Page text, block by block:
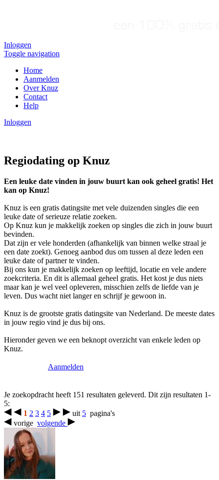
Inloggen
Toggle navigation
Home
Aanmelden
Over Knuz
Contact
Help
Inloggen
Regiodating op Knuz
Een leuke date vinden in jouw buurt kan ook geheel gratis! Het
kan op Knuz!
Knuz is een gratis datingsite met vele duizenden singles die een
leuke date of serieuze relatie zoeken.
Op Knuz kun je makkelijk zoeken op singles die zich in jouw buurt
bevinden.
Dat zijn er vele honderden (afhankelijk van binnen welke straal je
een date zoekt). Genoeg aanbod dus om tussen al deze leden een
leuke date of partner te vinden.
Bij ons kun je makkelijk zoeken op leeftijd, locatie en vele andere
zoekcriteria. En dit is allemaal geheel gratis. Het kost je dus niets
maar kan je wel veel opleveren, misschien zelfs de liefde van je
leven. Dus wacht niet langer en schrijf je gewoon in.
Knuz is de grootste gratis datingsite van Nederland. De meeste dates
in jouw regio vind je dus bij ons.
Hieronder geven we een beknopt overzicht van enkele leden op
Knuz.
Aanmelden
Je zoekopdracht heeft 151 resultaten geleverd. Dit zijn resultaten 1-
5:
1 2 3 4 5 uit 5 pagina's
vorige volgende